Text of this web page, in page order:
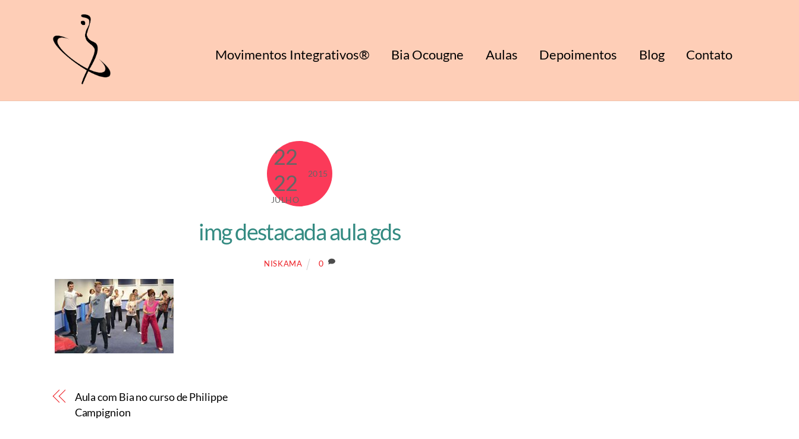
Movimentos Integrativos® Bia Ocougne Aulas Depoimentos Blog Contato
22
22
JULHO
2015
img destacada aula gds
NISKAMA 0
Aula com Bia no curso de Philippe
Campignion